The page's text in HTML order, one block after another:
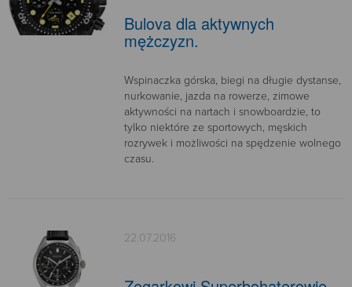
Bulova dla aktywnych
mężczyzn.
Wspinaczka górska, biegi na długie dystanse,
nurkowanie, jazda na rowerze, zimowe
aktywności na nartach i snowboardzie, to
tylko niektóre ze sportowych, męskich
rozrywek i możliwości na spędzenie wolnego
czasu.
22.07.2016